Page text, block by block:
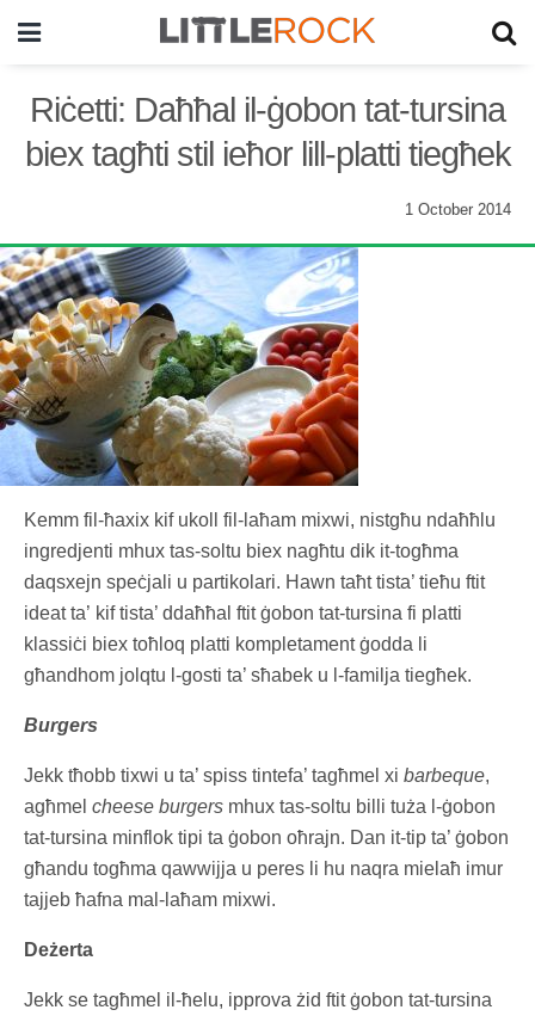
Riċetti: Daħħal il-ġobon tat-tursina
biex tagħti stil ieħor lill-platti tiegħek
1 October 2014
Kemm fil-ħaxix kif ukoll fil-laħam mixwi, nistgħu ndaħħlu
ingredjenti mhux tas-soltu biex nagħtu dik it-togħma
daqsxejn speċjali u partikolari. Hawn taħt tista’ tieħu ftit
ideat ta’ kif tista’ ddaħħal ftit ġobon tat-tursina fi platti
klassiċi biex toħloq platti kompletament ġodda li
għandhom jolqtu l-gosti ta’ sħabek u l-familja tiegħek.
Burgers
Jekk tħobb tixwi u ta’ spiss tintefa’ tagħmel xi barbeque,
agħmel cheese burgers mhux tas-soltu billi tuża l-ġobon
tat-tursina minflok tipi ta ġobon oħrajn. Dan it-tip ta’ ġobon
għandu togħma qawwijja u peres li hu naqra mielaħ imur
tajjeb ħafna mal-laħam mixwi.
Deżerta
Jekk se tagħmel il-ħelu, ipprova żid ftit ġobon tat-tursina